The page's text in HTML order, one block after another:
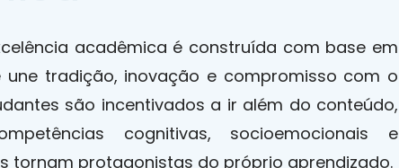
acadêmica é construída com base em
tradição, inovação e compromisso com o
são incentivados a ir além do conteúdo,
cognitivas, socioemocionais e
tornam protagonistas do próprio aprendizado.